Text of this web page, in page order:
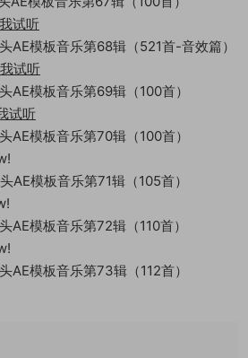
试听
AE模板音乐第68辑（521首-音效篇）
试听
AE模板音乐第69辑（100首）
试听
AE模板音乐第70辑（100首）
AE模板音乐第71辑（105首）
AE模板音乐第72辑（110首）
AE模板音乐第73辑（112首）